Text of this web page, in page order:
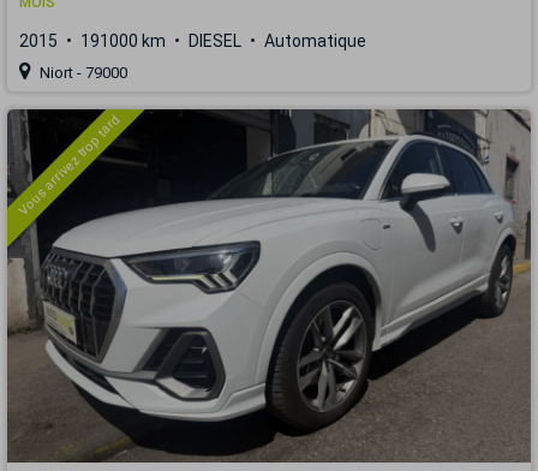
2015 191000 km DIESEL Automatique
Niort - 79000
Vous arrivez trop tard